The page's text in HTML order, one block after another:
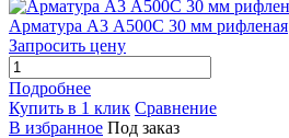
Арматура А3 А500С 30 мм рифленая
Запросить цену
Подробнее
Купить в 1 клик Сравнение
В избранное Под заказ